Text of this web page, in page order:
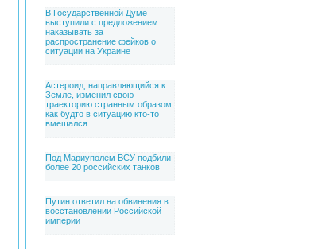
В Государственной Думе
выступили с предложением
наказывать за
распространение фейков о
ситуации на Украине
Астероид, направляющийся к
Земле, изменил свою
траекторию странным образом,
как будто в ситуацию кто-то
вмешался
Под Мариуполем ВСУ подбили
более 20 российских танков
Путин ответил на обвинения в
восстановлении Российской
империи